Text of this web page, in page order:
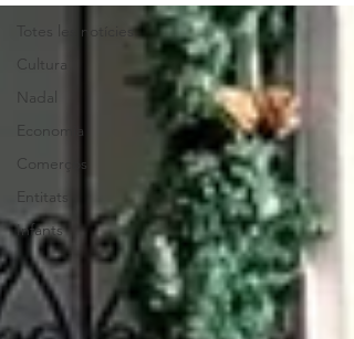
Totes les notícies
Cultura
Nadal
Economia
Comerços
Entitats
Infants